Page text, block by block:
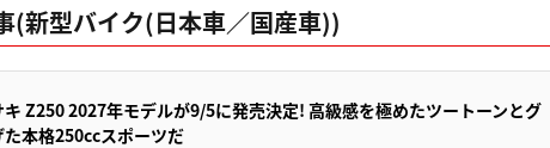
(新型バイク(日本車／国産車))
キ Z250 2027年モデルが9/5に発売決定! 高級感を極めたツートーンとグ
本格250ccスポーツだ